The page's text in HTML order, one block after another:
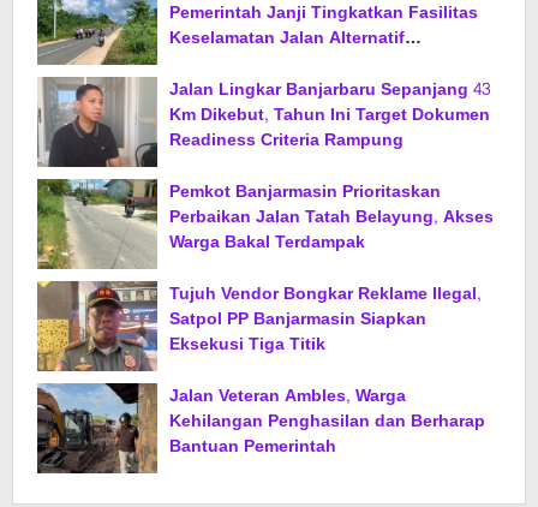
Pemerintah Janji Tingkatkan Fasilitas
Keselamatan Jalan Alternatif
Jalan Lingkar Banjarbaru Sepanjang 43
Km Dikebut, Tahun Ini Target Dokumen
Readiness Criteria Rampung
Pemkot Banjarmasin Prioritaskan
Perbaikan Jalan Tatah Belayung, Akses
Warga Bakal Terdampak
Tujuh Vendor Bongkar Reklame Ilegal,
Satpol PP Banjarmasin Siapkan
Eksekusi Tiga Titik
Jalan Veteran Ambles, Warga
Kehilangan Penghasilan dan Berharap
Bantuan Pemerintah